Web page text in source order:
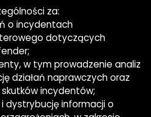
za:
o incydentach
dotyczących
w tym prowadzenie analiz
działań naprawczych oraz
incydentów;
dystrybucję informacji o